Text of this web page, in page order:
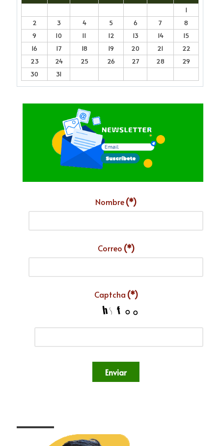
1
2
3 4 5 6 7
8
9
10 11 12 13 14
15
16
17 18 19 20 21
22
23
24 25 26 27 28
29
30
31
Nombre(*)
Correo (*)
Captcha (*)
Enviar